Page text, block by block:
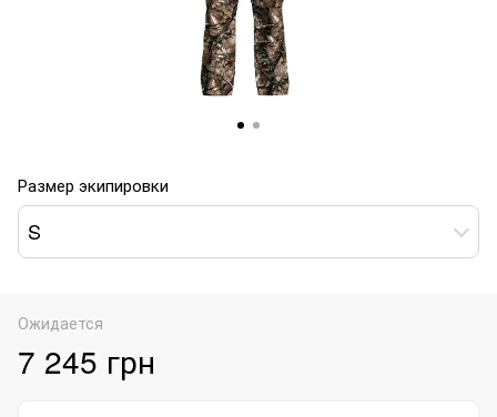
Размер экипировки
S
Ожидается
7 245 грн